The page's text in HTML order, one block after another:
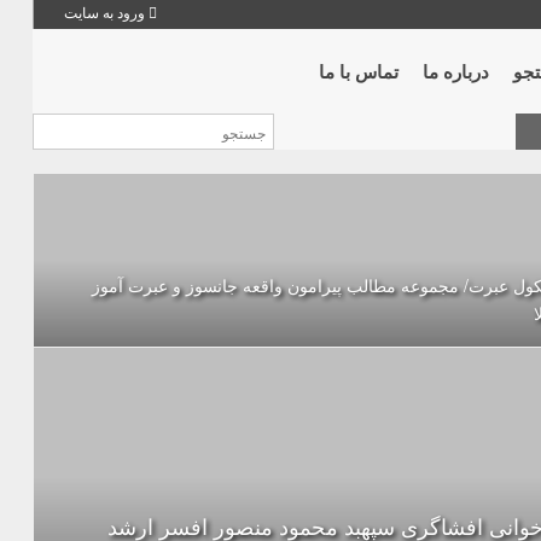
ورود به سایت
درباره ما تماس با ما
عبرت/ مجموعه مطالب پیرامون واقعه جانسوز و عبرت آموز
افشاگری سپهبد محمود منصور افسر ارشد